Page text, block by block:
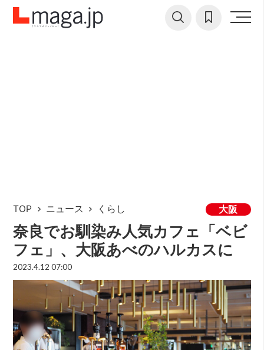
TOP ニュース くらし 大阪
奈良でお馴染み人気カフェ「ベビ
フェ」、大阪あべのハルカスに
2023.4.12 07:00